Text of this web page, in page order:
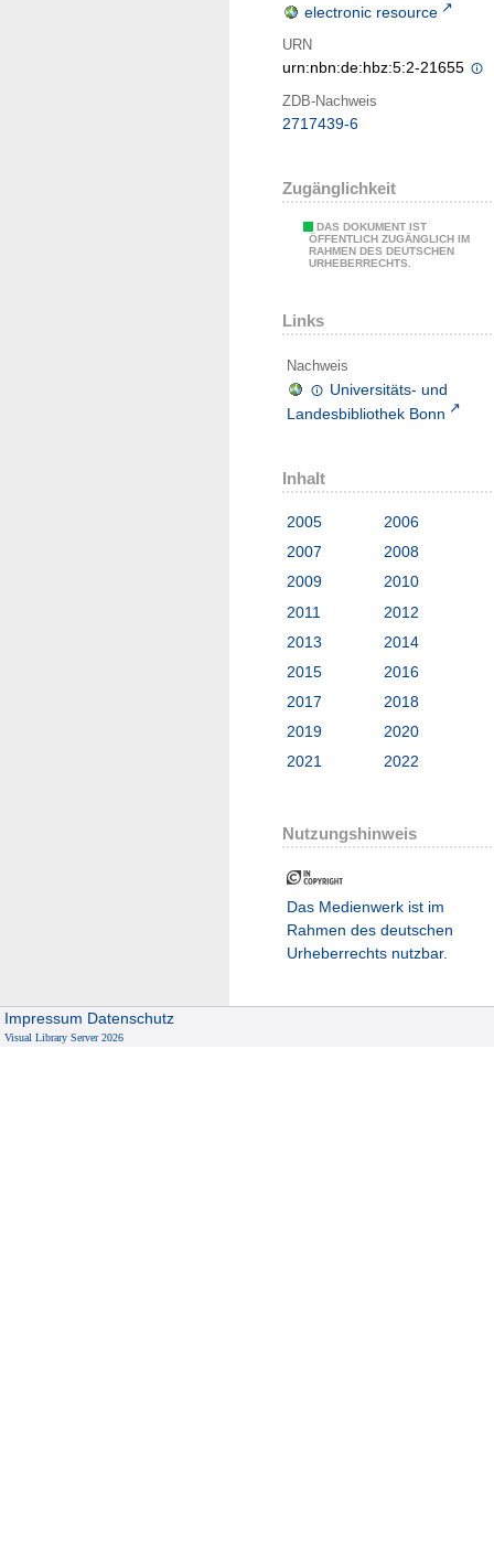
electronic resource
URN
urn:nbn:de:hbz:5:2-21655
ZDB-Nachweis
2717439-6
Zugänglichkeit
DAS DOKUMENT IST
ÖFFENTLICH ZUGÄNGLICH IM
RAHMEN DES DEUTSCHEN
URHEBERRECHTS.
Links
Nachweis
Universitäts- und
Landesbibliothek Bonn
Inhalt
2005
2006
2007
2008
2009
2010
2011
2012
2013
2014
2015
2016
2017
2018
2019
2020
2021
2022
Nutzungshinweis
Das Medienwerk ist im
Rahmen des deutschen
Urheberrechts nutzbar.
Impressum Datenschutz
Visual Library Server 2026